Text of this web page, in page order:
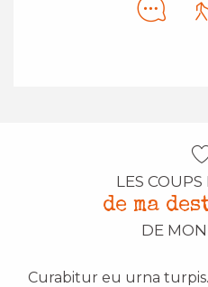
LES
de ma
DE
Curabitur eu urna